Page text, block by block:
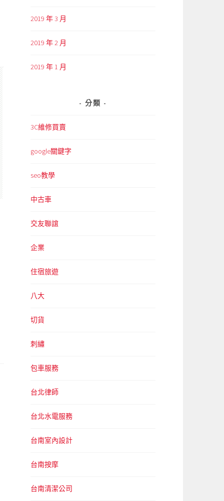
2019 年 3 月
2019 年 2 月
2019 年 1 月
分類
3C維修買賣
google關鍵字
seo教學
中古車
交友聯誼
企業
住宿旅遊
八大
切貨
刺繡
包車服務
台北律師
台北水電服務
台南室內設計
台南按摩
台南清潔公司